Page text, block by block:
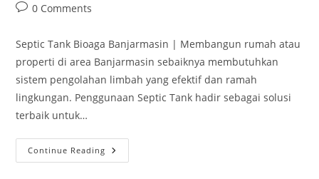
0 Comments
Septic Tank Bioaga Banjarmasin | Membangun rumah atau
properti di area Banjarmasin sebaiknya membutuhkan
sistem pengolahan limbah yang efektif dan ramah
lingkungan. Penggunaan Septic Tank hadir sebagai solusi
terbaik untuk…
Continue Reading